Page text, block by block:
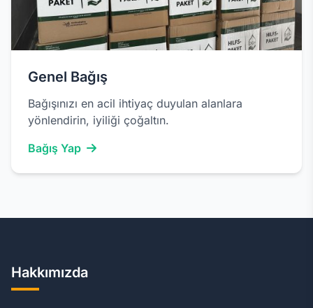
Genel Bağış
Bağışınızı en acil ihtiyaç duyulan alanlara
yönlendirin, iyiliği çoğaltın.
Bağış Yap
Hakkımızda